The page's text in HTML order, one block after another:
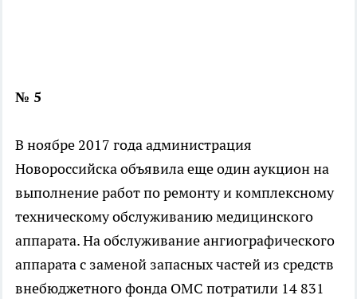
№ 5
В ноябре 2017 года администрация
Новороссийска объявила еще один аукцион на
выполнение работ по ремонту и комплексному
техническому обслуживанию медицинского
аппарата. На обслуживание ангиографического
аппарата с заменой запасных частей из средств
внебюджетного фонда ОМС потратили 14 831